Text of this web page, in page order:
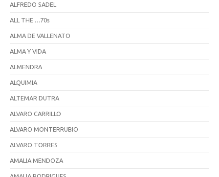
ALFREDO SADEL
ALL THE …70s
ALMA DE VALLENATO
ALMA Y VIDA
ALMENDRA
ALQUIMIA
ALTEMAR DUTRA
ALVARO CARRILLO
ALVARO MONTERRUBIO
ALVARO TORRES
AMALIA MENDOZA